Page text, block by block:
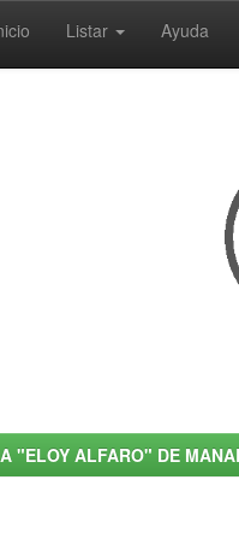
Listar Ayuda
"ELOY ALFARO" DE